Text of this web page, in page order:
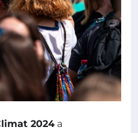
2024 a